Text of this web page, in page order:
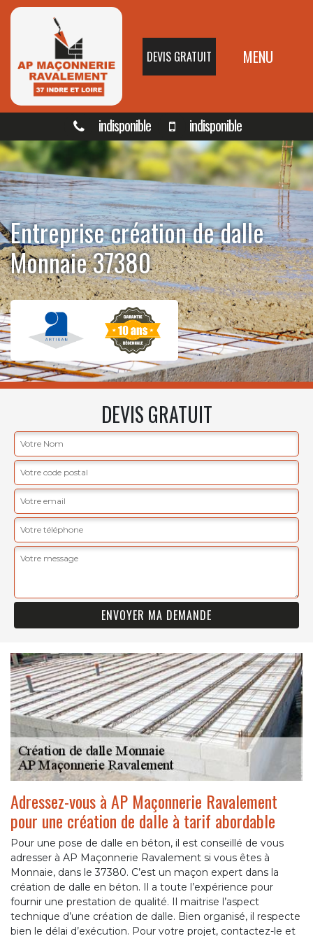
DEVIS GRATUIT MENU
indisponible indisponible
Entreprise création de dalle
Monnaie 37380
DEVIS GRATUIT
Adressez-vous à AP Maçonnerie Ravalement
pour une création de dalle à tarif abordable
Pour une pose de dalle en béton, il est conseillé de vous
adresser à AP Maçonnerie Ravalement si vous êtes à
Monnaie, dans le 37380. C’est un maçon expert dans la
création de dalle en béton. Il a toute l’expérience pour
fournir une prestation de qualité. Il maitrise l’aspect
technique d’une création de dalle. Bien organisé, il respecte
bien le délai d’exécution. Pour votre projet, contactez-le et